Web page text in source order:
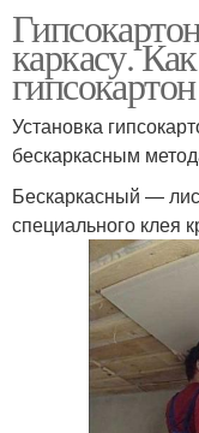
каркасу.
гипсокартон
Установка
бескаркасным
Бескаркасный —
специального клея